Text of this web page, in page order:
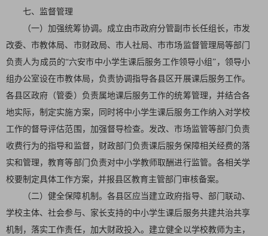
七、监督管理
（一）加强统筹协调。成立由市政府分管副市长任组长，市发
改委、市教体局、市财政局、市人社局、市市场监督管理局等部门
负责人为成员的“六安市中小学生课后服务工作领导小组”，领导小
组办公室设在市教体局，负责协调指导各县区开展课后服务工作。
各县区政府（管委）负责属地课后服务工作的统筹管理，并结合各
地实际，制定实施方案，同时将中小学生课后服务工作纳入对学校
工作的督导评估范围，加强督导检查。发改、市场监管等部门负责
收费行为的指导和监督，财政部门负责课后服务保障相关经费的落
实和管理，教育等部门负责对中小学教师取酬进行监管。各相关学
校要制定具体工作方案，并报县区教育主管部门审核备案。
（二）健全保障机制。各县区应当建立政府指导、部门联动、
学校主体、社会参与、家长支持的中小学生课后服务共建共治共享
机制，落实工作责任，加大财政投入。建立健全以学校教师为主，